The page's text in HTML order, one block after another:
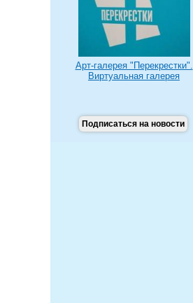
Арт-галерея "Перекрестки".
Виртуальная галерея
Подписаться на новости